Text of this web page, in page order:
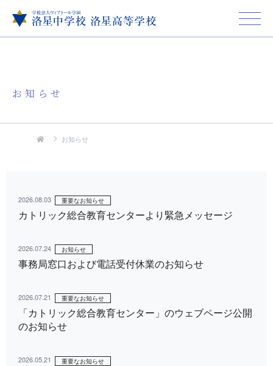
お知らせ
お知らせ
2026.08.03 重要なお知らせ
カトリック総合教育センターより緊急メッセージ
2026.07.24 お知らせ
事務局窓口および電話受付休業のお知らせ
2026.07.21 重要なお知らせ
「カトリック総合教育センター」のウェブページ公開
のお知らせ
2026.05.21 重要なお知らせ